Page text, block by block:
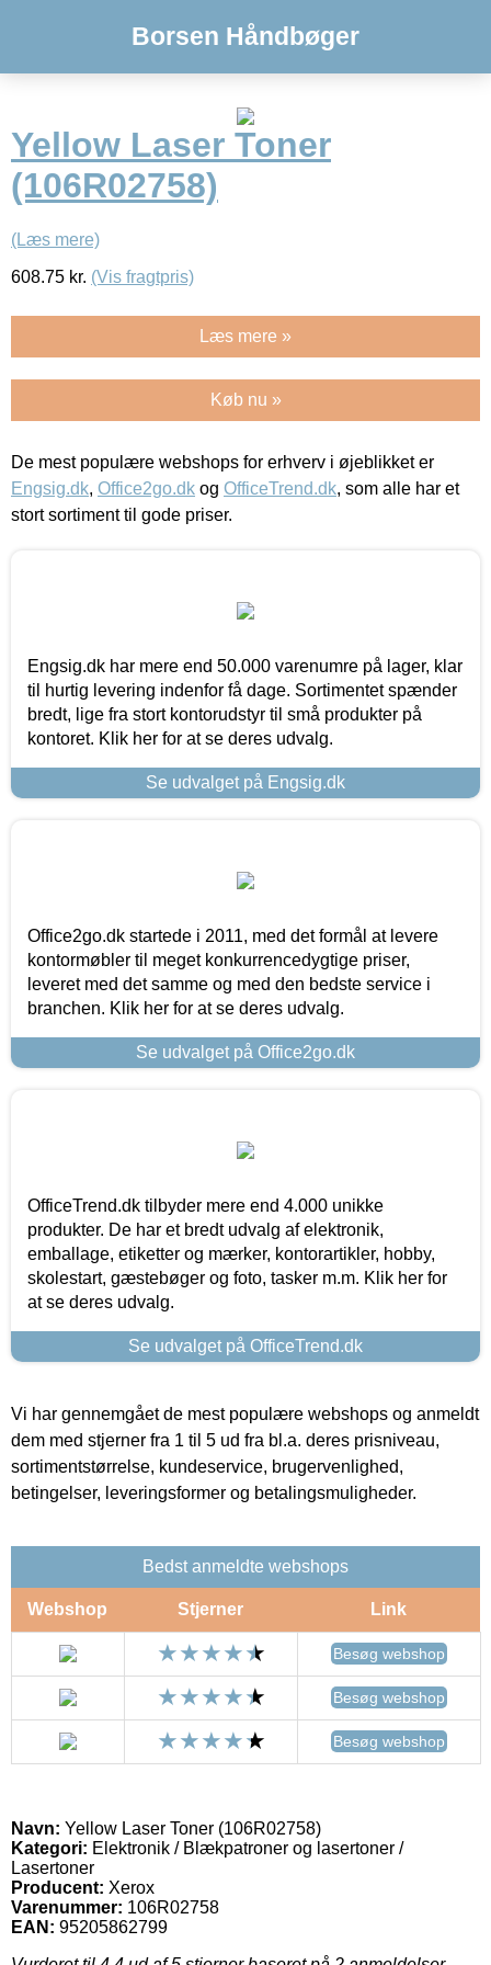
Borsen Håndbøger
Yellow Laser Toner
(106R02758)
(Læs mere)
608.75 kr. (Vis fragtpris)
Læs mere »
Køb nu »
De mest populære webshops for erhverv i øjeblikket er
Engsig.dk, Office2go.dk og OfficeTrend.dk, som alle har et
stort sortiment til gode priser.
Engsig.dk har mere end 50.000 varenumre på lager, klar
til hurtig levering indenfor få dage. Sortimentet spænder
bredt, lige fra stort kontorudstyr til små produkter på
kontoret. Klik her for at se deres udvalg.
Se udvalget på Engsig.dk
Office2go.dk startede i 2011, med det formål at levere
kontormøbler til meget konkurrencedygtige priser,
leveret med det samme og med den bedste service i
branchen. Klik her for at se deres udvalg.
Se udvalget på Office2go.dk
OfficeTrend.dk tilbyder mere end 4.000 unikke
produkter. De har et bredt udvalg af elektronik,
emballage, etiketter og mærker, kontorartikler, hobby,
skolestart, gæstebøger og foto, tasker m.m. Klik her for
at se deres udvalg.
Se udvalget på OfficeTrend.dk
Vi har gennemgået de mest populære webshops og anmeldt
dem med stjerner fra 1 til 5 ud fra bl.a. deres prisniveau,
sortimentstørrelse, kundeservice, brugervenlighed,
betingelser, leveringsformer og betalingsmuligheder.
Bedst anmeldte webshops
Webshop Stjerner Link
Besøg webshop
Besøg webshop
Besøg webshop
Navn: Yellow Laser Toner (106R02758)
Kategori: Elektronik / Blækpatroner og lasertoner /
Lasertoner
Producent: Xerox
Varenummer: 106R02758
EAN: 95205862799